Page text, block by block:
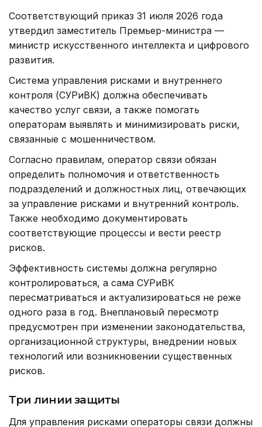
Соответствующий приказ 31 июля 2026 года
утвердил заместитель Премьер-министра —
министр искусственного интеллекта и цифрового
развития.
Система управления рисками и внутреннего
контроля (СУРиВК) должна обеспечивать
качество услуг связи, а также помогать
операторам выявлять и минимизировать риски,
связанные с мошенничеством.
Согласно правилам, оператор связи обязан
определить полномочия и ответственность
подразделений и должностных лиц, отвечающих
за управление рисками и внутренний контроль.
Также необходимо документировать
соответствующие процессы и вести реестр
рисков.
Эффективность системы должна регулярно
контролироваться, а сама СУРиВК
пересматриваться и актуализироваться не реже
одного раза в год. Внеплановый пересмотр
предусмотрен при изменении законодательства,
организационной структуры, внедрении новых
технологий или возникновении существенных
рисков.
Три линии защиты
Для управления рисками операторы связи должны